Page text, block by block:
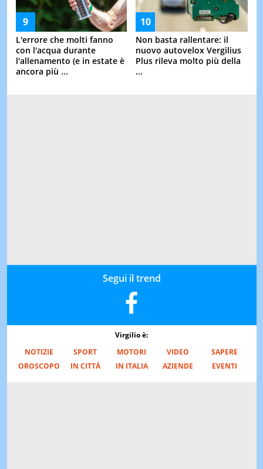
L'errore che molti fanno
con l'acqua durante
l'allenamento (e in estate è
ancora più ...
Non basta rallentare: il
nuovo autovelox Vergilius
Plus rileva molto più della
...
Segui il trend
Virgilio è:
NOTIZIE
SPORT MOTORI VIDEO
SAPERE
OROSCOPO
IN CITTÀ IN ITALIA AZIENDE EVENTI